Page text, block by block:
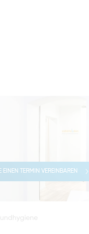
EINEN TERMIN VEREINBAREN